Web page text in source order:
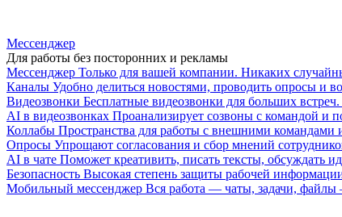
Мессенджер
Для работы без посторонних и рекламы
Мессенджер Только для вашей компании. Никаких
Каналы Удобно делиться новостями, проводить опросы и
Видеозвонки Бесплатные видеозвонки для больших
AI в видеозвонках Проанализирует созвоны с командой и
Коллабы Пространства для работы с внешними командами
Опросы Упрощают согласования и сбор мнений
AI в чате Поможет креативить, писать тексты, обсуждать
Безопасность Высокая степень защиты рабочей
Мобильный мессенджер Вся работа — чаты, задачи,